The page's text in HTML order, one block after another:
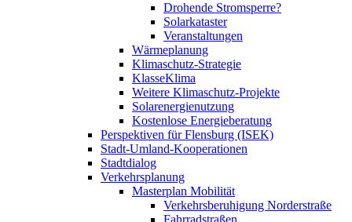
Drohende Stromsperre?
Solarkataster
Veranstaltungen
Wärmeplanung
Klimaschutz-Strategie
KlasseKlima
Weitere Klimaschutz-Projekte
Solarenergienutzung
Kostenlose Energieberatung
Perspektiven für Flensburg (ISEK)
Stadt-Umland-Kooperationen
Stadtdialog
Verkehrsplanung
Masterplan Mobilität
Verkehrsberuhigung Norderstraße
Fahrradstraßen